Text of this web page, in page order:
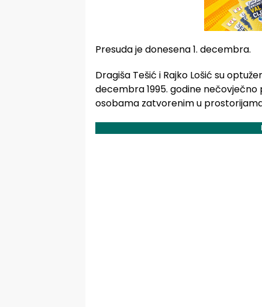
Presuda je donesena 1. decembra.
Dragiša Tešić i Rajko Lošić su
decembra 1995. godine
osobama zatvorenim u